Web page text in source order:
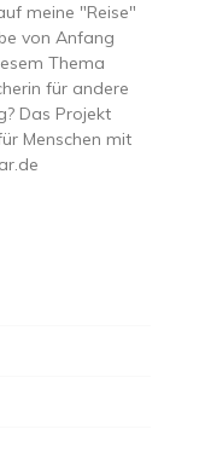
meine "Reise"
von Anfang
Thema
für andere
Das Projekt
Menschen mit